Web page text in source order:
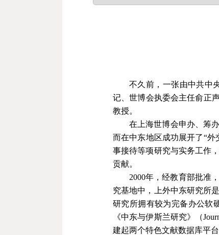
不久前，一张由中共中
记、世博会执委会主任俞正
教授。
在上海世博会申办、筹
而在中东地区成功展开了“
事接待等项研究与实务工作
贡献。
2000年，经教育部批准
究基地中，上外中东研究所
研究所拥有较为完备办公软
《中东与伊斯兰研究》（
建起两个特色文献数据库平台